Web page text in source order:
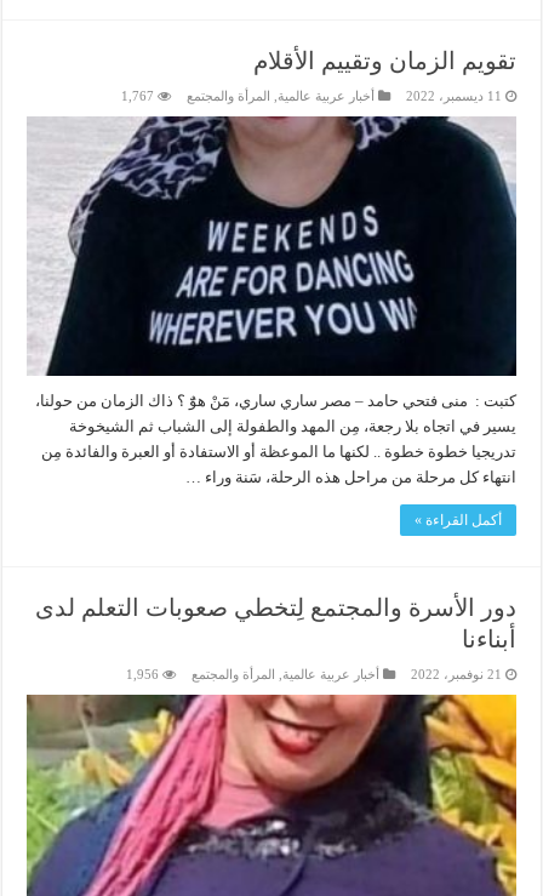
تقويم الزمان وتقييم الأقلام
11 ديسمبر، 2022 أخبار عربية عالمية المرأة والمجتمع 1,767
كتبت : منى فتحي حامد – مصر ساري ساري، مٓنْ هوٌٓ ؟ ذاك الزمان من حولنا،
يسير في اتجاه بلا رجعة، مِن المهد والطفولة إلى الشباب ثم الشيخوخة
تدريجيا خطوة خطوة .. لكنها ما الموعظة أو الاستفادة أو العبرة والفائدة مِن
انتهاء كل مرحلة من مراحل هذه الرحلة، سَنة وراء …
أكمل القراءة »
دور الأسرة والمجتمع لِتخطي صعوبات التعلم لدى
أبناءنا
21 نوفمبر، 2022 أخبار عربية عالمية المرأة والمجتمع 1,956